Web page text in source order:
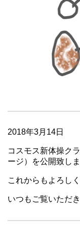
2018年3月14日
コスモス新体操ク
ージ）を公開致しま
これからもよろし
いつもご覧いただ